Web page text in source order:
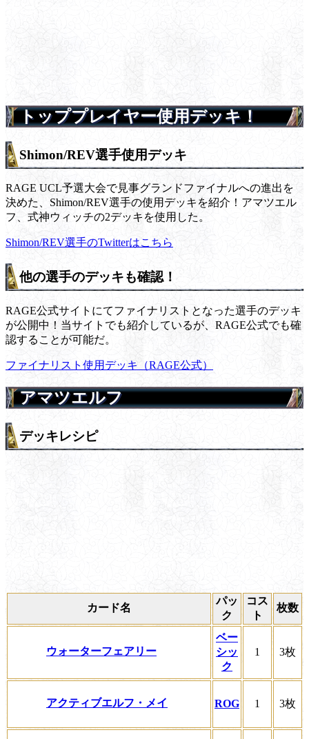
トッププレイヤー使用デッキ！
Shimon/REV選手使用デッキ
RAGE UCL予選大会で見事グランドファイナルへの進出を
決めた、Shimon/REV選手の使用デッキを紹介！アマツエル
フ、式神ウィッチの2デッキを使用した。
Shimon/REV選手のTwitterはこちら
他の選手のデッキも確認！
RAGE公式サイトにてファイナリストとなった選手のデッキ
が公開中！当サイトでも紹介しているが、RAGE公式でも確
認することが可能だ。
ファイナリスト使用デッキ（RAGE公式）
アマツエルフ
デッキレシピ
カード名
パッ
ク
コス
ト
枚数
ウォーターフェアリー
ベー
シッ
ク
1 3枚
アクティブエルフ・メイ ROG 1 3枚